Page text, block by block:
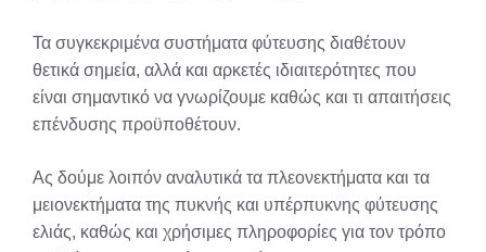
Τα συγκεκριμένα συστήματα φύτευσης διαθέτουν
θετικά σημεία, αλλά και αρκετές ιδιαιτερότητες που
είναι σημαντικό να γνωρίζουμε καθώς και τι απαιτήσεις
επένδυσης προϋποθέτουν.
Ας δούμε λοιπόν αναλυτικά τα πλεονεκτήματα και τα
μειονεκτήματα της πυκνής και υπέρπυκνης φύτευσης
ελιάς, καθώς και χρήσιμες πληροφορίες για τον τρόπο